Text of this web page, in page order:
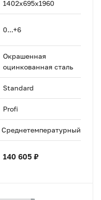
1402х695х1960
0...+6
Окрашенная
оцинкованная сталь
Standard
Profi
Среднетемпературный
140 605 ₽